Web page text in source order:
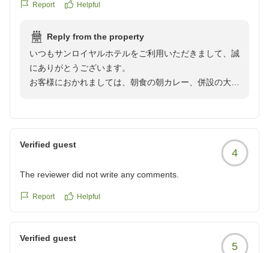
Report Helpful
Reply from the property
いつもサンロイヤルホテルをご利用いただきまして、誠
にありがとうございます。
お客様におかれましては、朝食の朝カレー、併設の大浴
お客様のまたのお越しをスタッフ一同心よりお待ち申し
Verified guest
4
The reviewer did not write any comments.
Report Helpful
Verified guest
5